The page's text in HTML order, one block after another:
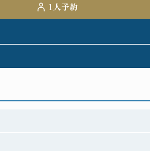
1人予約